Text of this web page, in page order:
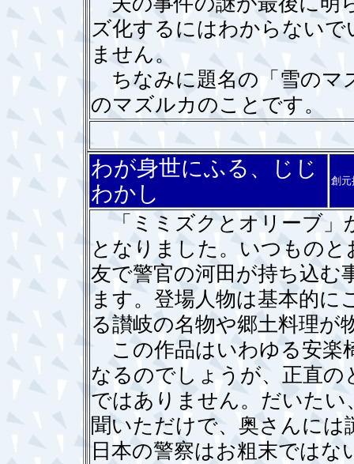
ズ化するにはわからない
ません。
ちなみに題名の「雪のマ
のマズルカのことです。
わが身世にふる、じじ
わかし
創元
「ミミズクとオリーブ」
となりました。いつもの
友で警官の河田が持ち込む
ます。登場人物は基本的に
る讃岐の名物や郷土料理が
この作品はいわゆる安楽
なるのでしょうが、正直
ではありません。だいた
聞いただけで、奥さんに
日本の警察はお粗末では